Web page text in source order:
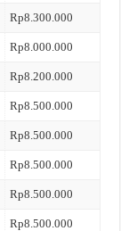
Rp8.300.000
Rp8.000.000
Rp8.200.000
Rp8.500.000
Rp8.500.000
Rp8.500.000
Rp8.500.000
Rp8.500.000